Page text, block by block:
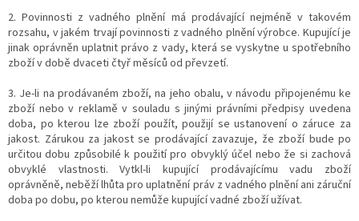
2. Povinnosti z vadného plnění má prodávající nejméně v takovém
rozsahu, v jakém trvají povinnosti z vadného plnění výrobce. Kupující je
jinak oprávněn uplatnit právo z vady, která se vyskytne u spotřebního
zboží v době dvaceti čtyř měsíců od převzetí.
3. Je-li na prodávaném zboží, na jeho obalu, v návodu připojenému ke
zboží nebo v reklamě v souladu s jinými právními předpisy uvedena
doba, po kterou lze zboží použít, použijí se ustanovení o záruce za
jakost. Zárukou za jakost se prodávající zavazuje, že zboží bude po
určitou dobu způsobilé k použití pro obvyklý účel nebo že si zachová
obvyklé vlastnosti. Vytkl-li kupující prodávajícímu vadu zboží
oprávněně, neběží lhůta pro uplatnění práv z vadného plnění ani záruční
doba po dobu, po kterou nemůže kupující vadné zboží užívat.